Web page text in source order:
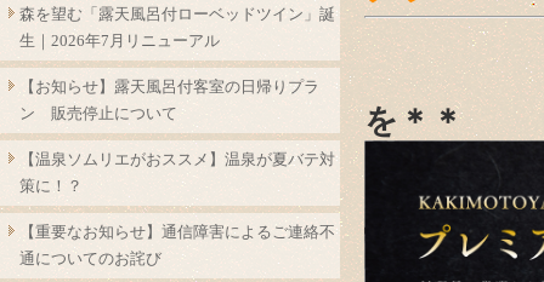
を＊＊
森を望む「露天風呂付ローベッドツイン」誕
生｜2026年7月リニューアル
【お知らせ】露天風呂付客室の日帰りプラ
ン 販売停止について
【温泉ソムリエがおススメ】温泉が夏バテ対
策に！？
【重要なお知らせ】通信障害によるご連絡不
通についてのお詫び